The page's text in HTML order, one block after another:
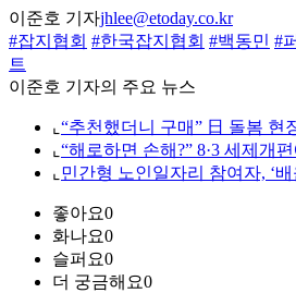
이준호 기자jhlee@etoday.co.kr
#잡지협회 #한국잡지협회 #백동민 #
트
이준호 기자의 주요 뉴스
⌞ “추천했더니 구매” 日 돌봄 현
⌞ “해로하면 손해?” 8·3 세제개
⌞ 민간형 노인일자리 참여자, ‘
좋아요0
화나요0
슬퍼요0
더 궁금해요0